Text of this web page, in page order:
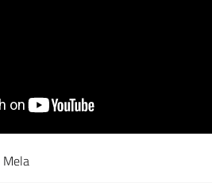
Mela